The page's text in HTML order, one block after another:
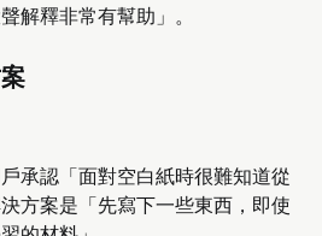
解釋非常有幫助」。
承認「面對空白紙時很難知道從
方案是「先寫下一些東西，即使